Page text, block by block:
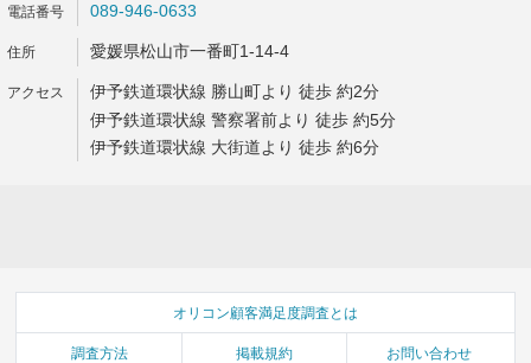
089-946-0633
愛媛県松山市一番町1-14-4
伊予鉄道環状線 勝山町より 徒歩 約2分
伊予鉄道環状線 警察署前より 徒歩 約5分
伊予鉄道環状線 大街道より 徒歩 約6分
オリコン顧客満足度調査とは
調査方法 掲載規約 お問い合わせ